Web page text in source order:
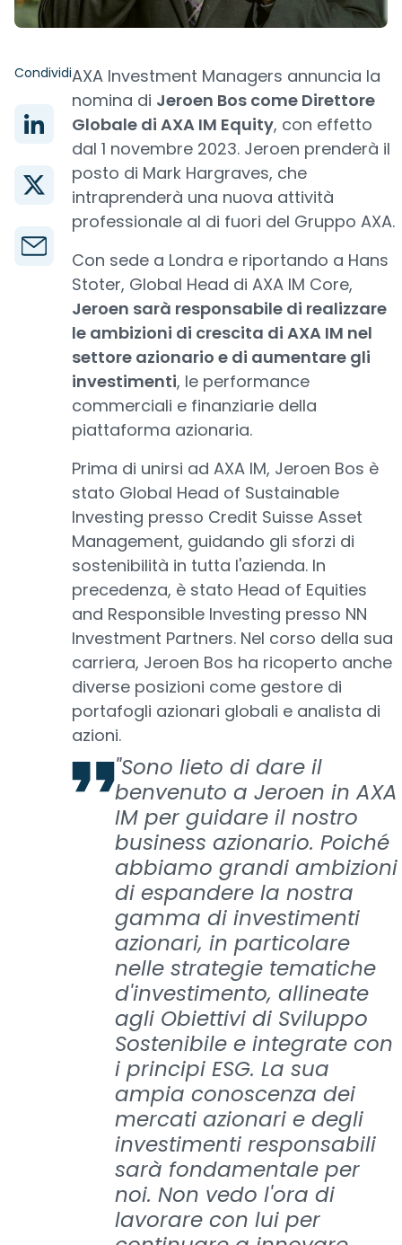
CondividiAXA Investment Managers annuncia la
nomina di Jeroen Bos come Direttore
Globale di AXA IM Equity, con effetto
dal 1 novembre 2023. Jeroen prenderà il
posto di Mark Hargraves, che
intraprenderà una nuova attività
professionale al di fuori del Gruppo AXA.
Con sede a Londra e riportando a Hans
Stoter, Global Head di AXA IM Core,
Jeroen sarà responsabile di realizzare
le ambizioni di crescita di AXA IM nel
settore azionario e di aumentare gli
investimenti, le performance
commerciali e finanziarie della
piattaforma azionaria.
Prima di unirsi ad AXA IM, Jeroen Bos è
stato Global Head of Sustainable
Investing presso Credit Suisse Asset
Management, guidando gli sforzi di
sostenibilità in tutta l'azienda. In
precedenza, è stato Head of Equities
and Responsible Investing presso NN
Investment Partners. Nel corso della sua
carriera, Jeroen Bos ha ricoperto anche
diverse posizioni come gestore di
portafogli azionari globali e analista di
azioni.
"Sono lieto di dare il
benvenuto a Jeroen in AXA
IM per guidare il nostro
business azionario. Poiché
abbiamo grandi ambizioni
di espandere la nostra
gamma di investimenti
azionari, in particolare
nelle strategie tematiche
d'investimento, allineate
agli Obiettivi di Sviluppo
Sostenibile e integrate con
i principi ESG. La sua
ampia conoscenza dei
mercati azionari e degli
investimenti responsabili
sarà fondamentale per
noi. Non vedo l'ora di
lavorare con lui per